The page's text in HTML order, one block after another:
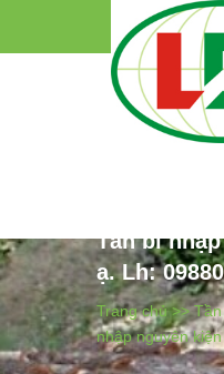
Tần bì
ạ. Lh:
Trang chủ >>
nhập nguyên